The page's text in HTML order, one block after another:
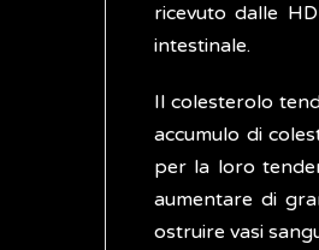
ricevuto dalle
intestinale.
Il colesterolo
accumulo di
per la loro
aumentare di
ostruire vasi